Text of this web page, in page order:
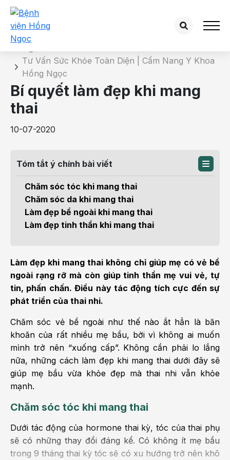
Chi tiết bài tư vấn
Tư Vấn Sức Khỏe Toàn Diện | Cẩm Nang Y Khoa
Hồng Ngọc
Bí quyết làm đẹp khi mang
thai
10-07-2020
Tóm tắt ý chính bài viết
Chăm sóc tóc khi mang thai
Chăm sóc da khi mang thai
Làm đẹp bề ngoài khi mang thai
Làm đẹp tinh thần khi mang thai
Làm đẹp khi mang thai không chỉ giúp mẹ có vẻ bề
ngoài rạng rỡ mà còn giúp tinh thần mẹ vui vẻ, tự
tin, phấn chấn. Điều này tác động tích cực đến sự
phát triển của thai nhi.
Chăm sóc vẻ bề ngoài như thế nào ắt hẳn là băn
khoăn của rất nhiều mẹ bầu, bởi vì không ai muốn
mình trở nên “xuống cấp”. Không cần phải lo lắng
nữa, những cách làm đẹp khi mang thai dưới đây sẽ
giúp mẹ bầu vừa khỏe đẹp mà thai nhi vẫn khỏe
mạnh.
Chăm sóc tóc khi mang thai
Dưới tác động của hormone thai kỳ, tóc của thai phụ
sẽ có những thay đổi đáng kể. Có không ít mẹ bầu
trong 9 tháng thai kỳ tóc sẽ có xu hướng trở nên khô